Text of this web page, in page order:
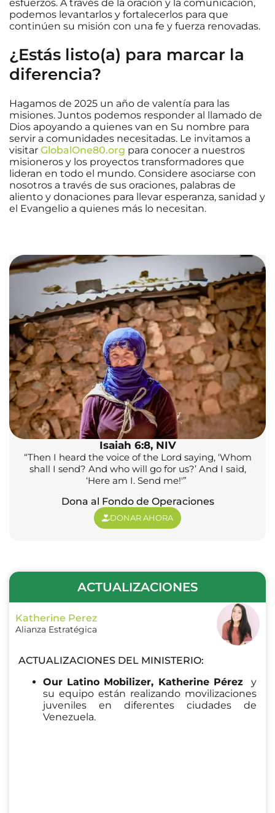
esfuerzos. A través de la oración y la comunicación,
podemos levantarlos y fortalecerlos para que
continúen su misión con una fe y fuerza renovadas.
¿Estás listo(a) para marcar la
diferencia?
Hagamos de 2025 un año de valentía para las
misiones. Juntos podemos responder al llamado de
Dios apoyando a quienes van en Su nombre para
servir a comunidades necesitadas. Le invitamos a
visitar GlobalOne80.org para conocer a nuestros
misioneros y los proyectos transformadores que
lideran en todo el mundo. Considere asociarse con
nosotros a través de sus oraciones, palabras de
aliento y donaciones para llevar esperanza, sanidad y
el Evangelio a quienes más lo necesitan.
Isaiah 6:8, NIV
“Then I heard the voice of the Lord saying, ‘Whom
shall I send? And who will go for us?’ And I said,
‘Here am I. Send me!'”
Dona al Fondo de Operaciones
DONAR AHORA
ACTUALIZACIONES
Katherine Perez
Alianza Estratégica
ACTUALIZACIONES DEL MINISTERIO:
Our Latino Mobilizer, Katherine Pérez
y
su equipo están realizando movilizaciones
juveniles en diferentes ciudades de
Venezuela.